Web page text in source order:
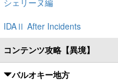
IDAⅡ After Incidents
コンテンツ攻略【異境】
バルオキー地方